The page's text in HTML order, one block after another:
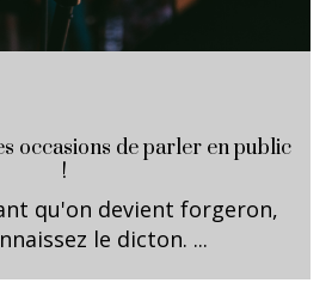
occasions de parler en public
!
qu'on devient forgeron,
le dicton. ...